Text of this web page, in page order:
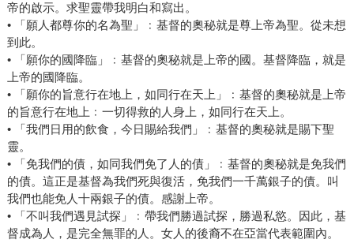
帝的啟示。求聖靈帶我明白和寫出。
• 「願人都尊你的名為聖」﹕基督的奧秘就是尊上帝為聖。從未想
到此。
• 「願你的國降臨」﹕基督的奧秘就是上帝的國。基督降臨，就是
上帝的國降臨。
• 「願你的旨意行在地上，如同行在天上」﹕基督的奧秘就是上帝
的旨意行在地上﹕一切得救的人身上，如同行在天上。
• 「我們日用的飲食，今日賜給我們」﹕基督的奧秘就是賜下聖
靈。
• 「免我們的債，如同我們免了人的債」﹕基督的奧秘就是免我們
的債。這正是基督為我們死與復活，免我們一千萬銀子的債。叫
我們也能免人十兩銀子的債。感謝上帝。
• 「不叫我們遇見試探」﹕帶我們勝過試探，勝過私慾。因此，基
督成為人，是完全無罪的人。女人的後裔不在亞當代表範圍內。